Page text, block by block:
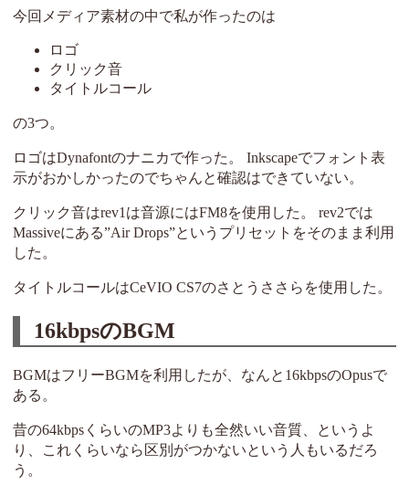
今回メディア素材の中で私が作ったのは
ロゴ
クリック音
タイトルコール
の3つ。
ロゴはDynafontのナニカで作った。 Inkscapeでフォント表
示がおかしかったのでちゃんと確認はできていない。
クリック音はrev1は音源にはFM8を使用した。 rev2では
Massiveにある”Air Drops”というプリセットをそのまま利用
した。
タイトルコールはCeVIO CS7のさとうささらを使用した。
16kbpsのBGM
BGMはフリーBGMを利用したが、なんと16kbpsのOpusで
ある。
昔の64kbpsくらいのMP3よりも全然いい音質、というよ
り、これくらいなら区別がつかないという人もいるだろ
う。